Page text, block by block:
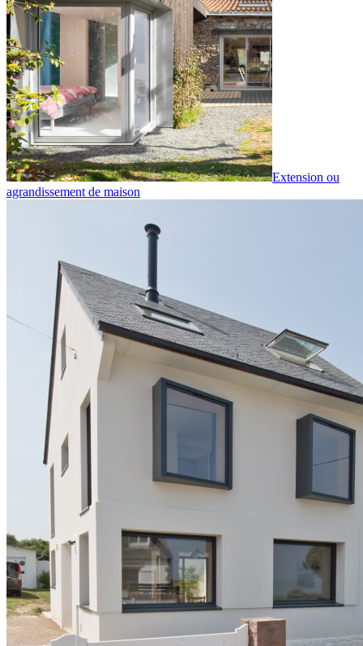
Extension ou
agrandissement de maison